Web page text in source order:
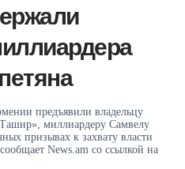
предъявили владельцу
миллиардеру Самвелу
призывах к захвату власти
News.am со ссылкой на